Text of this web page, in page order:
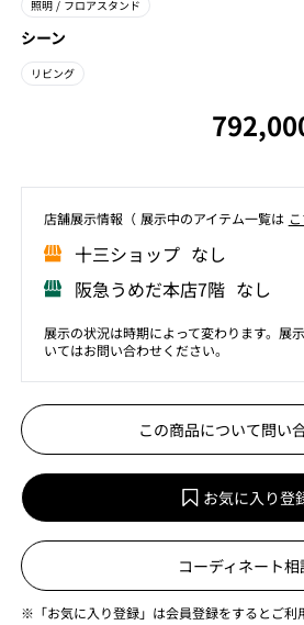
照明 / フロアスタンド
シーン
リビング
店舗展⽰情報（ 展⽰中のアイテム⼀覧は
⼗三ショップ なし
阪急うめだ本店7階 なし
展示の状況は時期によって変わります。展
いてはお問い合わせください。
この商品について問い
お気に入り登
コーディネート相
※「お気に入り登録」は会員登録をするとご利